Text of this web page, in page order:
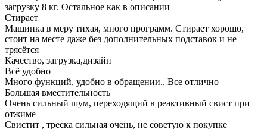
загрузку 8 кг. Остальное как в описании
Стирает
Машинка в меру тихая, много программ. Стирает хорошо,
стоит на месте даже без дополнительных подставок и не
трясётся
Качество, загрузка,дизайн
Всё удобно
Много функций, удобно в обращении., Все отлично
Большая вместительность
Очень сильный шум, переходящий в реактивный свист при
отжиме
Свистит , треска сильная очень, не советую к покупке